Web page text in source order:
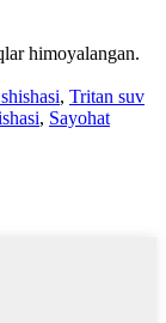
himoyalangan.
, Tritan suv
, Sayohat